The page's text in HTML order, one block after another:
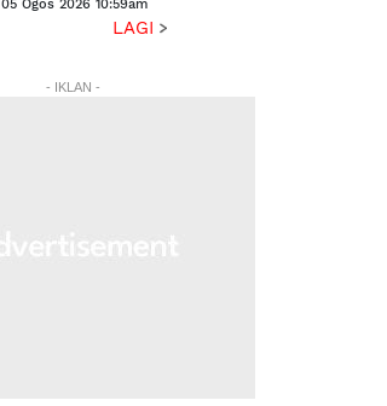
Championship
05 Ogos 2026 10:59am
LAGI
- IKLAN -